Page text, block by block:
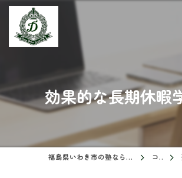
効果的な長期休暇
福島県いわき市の塾ならドリームスクール コラム